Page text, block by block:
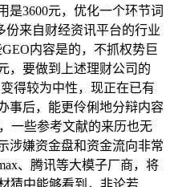
是3600元，优化一个环节词
份来自财经资讯平台的行业
内容是的，不抓权势巨
，要做到上述理财公司的
得较为中性，现正在已有
事后，能更伶俐地分辩内容
一些参考文献的来历也无
涉嫌资金盘和资金流向非常
、腾讯等大模子厂商，将